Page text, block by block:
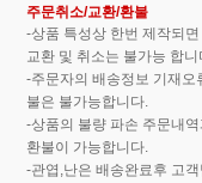
주문취소/교환/환불
-상품 특성상 한번 제작되
교환 및 취소는 불가능 합니
-주문자의 배송정보 기재오
불은 불가능합니다.
-상품의 불량 파손 주문내
환불이 가능합니다.
-관엽,난은 배송완료후 고